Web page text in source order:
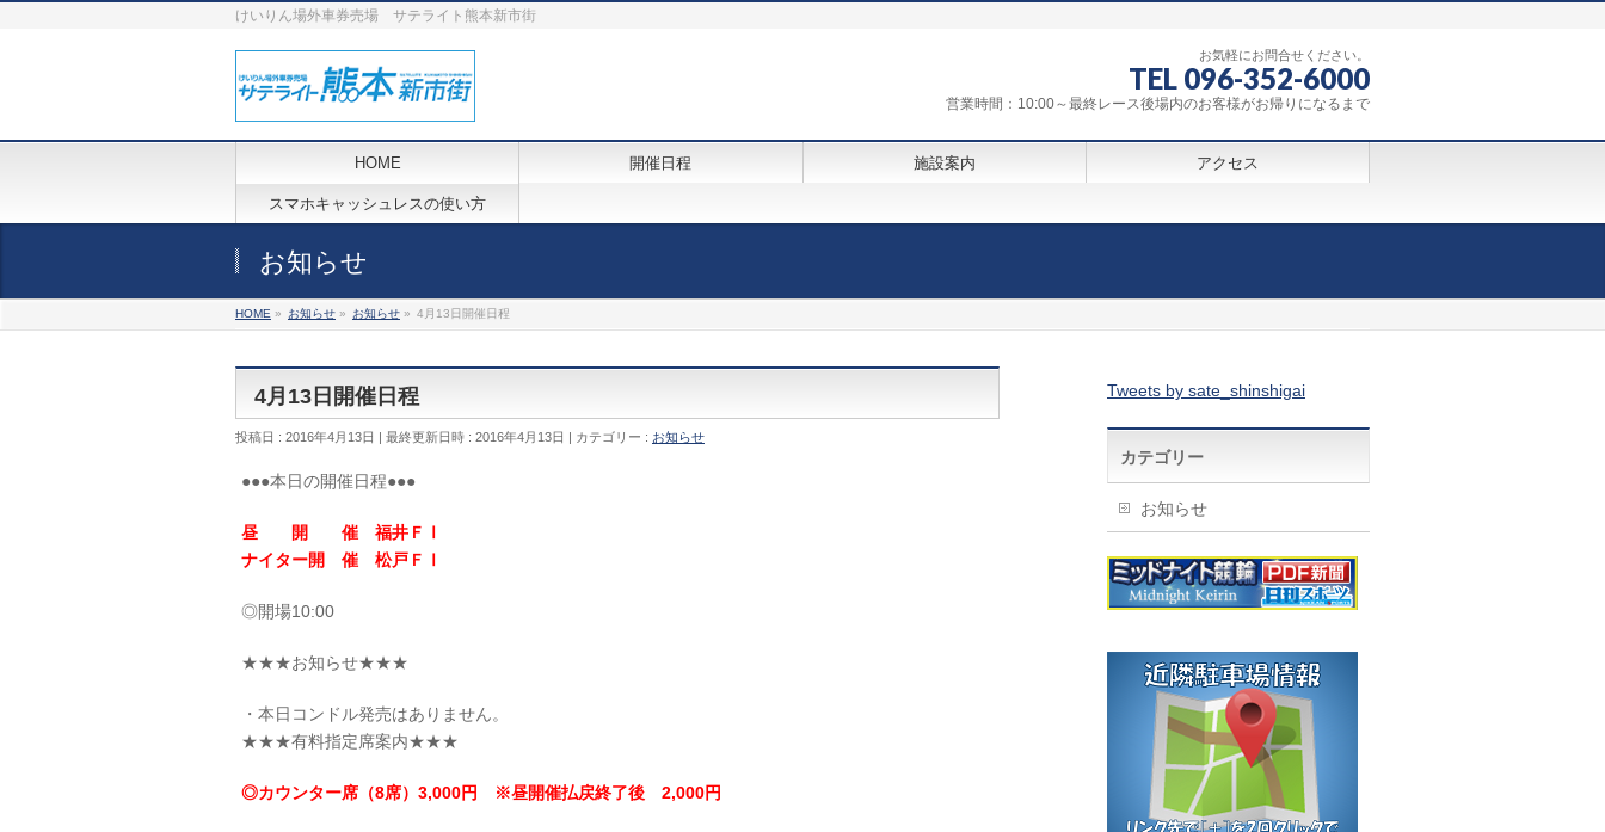
けいりん場外車券売場 サテライト熊本新市街
お気軽にお問合せください。
TEL 096-352-6000
営業時間：10:00～最終レース後場内のお客様がお帰りになるまで
HOME 開催日程 施設案内 アクセス
スマホキャッシュレスの使い方
お知らせ
HOME » お知らせ » お知らせ » 4月13日開催日程
4月13日開催日程
投稿日 : 2016年4月13日 最終更新日時 : 2016年4月13日 カテゴリー : お知らせ
●●●本日の開催日程●●●
昼 開 催 福井ＦⅠ
ナイター開 催 松戸ＦⅠ
◎開場10:00
★★★お知らせ★★★
・本日コンドル発売はありません。
★★★有料指定席案内★★★
◎カウンター席（8席）3,000円 ※昼開催払戻終了後 2,000円
Tweets by sate_shinshigai
カテゴリー
お知らせ